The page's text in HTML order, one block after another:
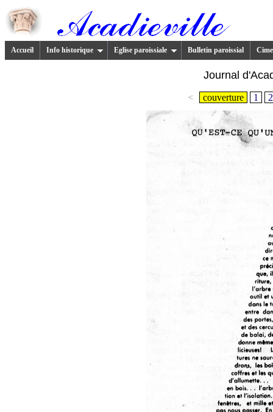
Accueil Info historique Eglise paroissiale Bulletin paroissial
Journal
< couverture 1 2